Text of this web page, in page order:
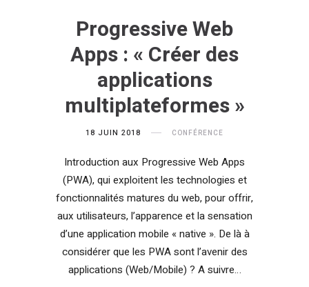
Progressive Web
Apps : « Créer des
applications
multiplateformes »
18 JUIN 2018 CONFÉRENCE
Introduction aux Progressive Web Apps
(PWA), qui exploitent les technologies et
fonctionnalités matures du web, pour offrir,
aux utilisateurs, l’apparence et la sensation
d’une application mobile « native ». De là à
considérer que les PWA sont l’avenir des
applications (Web/Mobile) ? A suivre…